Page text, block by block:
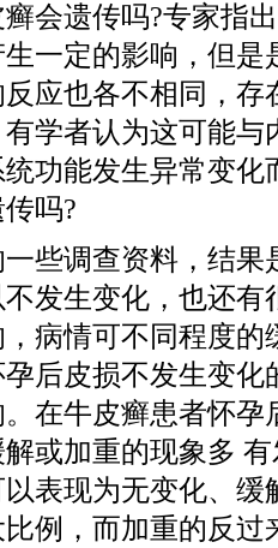
遗传吗?专家指出
一定的影响，但是
应也各不相同，存
学者认为这可能与
功能发生异常变化
吗?
调查资料，结果
发生变化，也还有
病情可不同程度的
后皮损不发生变化
在牛皮癣患者怀孕
或加重的现象多
表现为无变化、缓
例，而加重的反过